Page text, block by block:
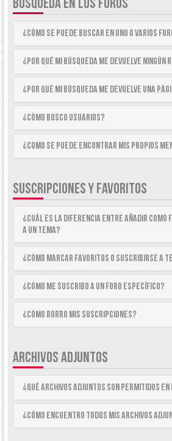
¿Cómo se puede buscar en uno o varios
¿Por qué mi búsqueda me devuelve
¿Por qué mi búsqueda me devuelve una
¿Cómo busco usuarios?
¿Como se puede encontrar mis propios
SUSCRIPCIONES Y FAVORITOS
¿Cuál es la diferencia entre añadir como
a un tema?
¿Cómo marcar Favoritos o suscribirse a
¿Cómo me suscribo a un foro específico?
¿Cómo borro mis suscripciones?
ARCHIVOS ADJUNTOS
¿Qué archivos adjuntos son permitidos
¿Cómo encuentro todos mis archivos